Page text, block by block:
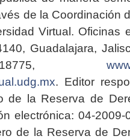
de la Coordinación
Virtual. Oficinas
Guadalajara,
. Editor
de la Reserva de
electrónica: 04-2009-
de la Reserva de